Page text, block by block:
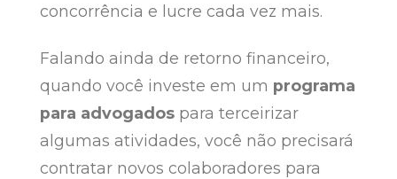
concorrência e lucre cada vez mais.
Falando ainda de retorno financeiro,
quando você investe em um programa
para advogadospara terceirizar
algumas atividades, você não precisará
contratar novos colaboradores para